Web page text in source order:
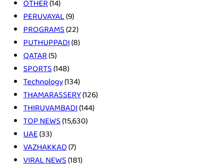
OTHER(14)
PERUVAYAL(9)
PROGRAMS(22)
PUTHUPPADI(8)
QATAR(5)
SPORTS(148)
Technology(134)
THAMARASSERY(126)
THIRUVAMBADI(144)
TOP NEWS(15,630)
UAE(33)
VAZHAKKAD(7)
VIRAL NEWS(181)